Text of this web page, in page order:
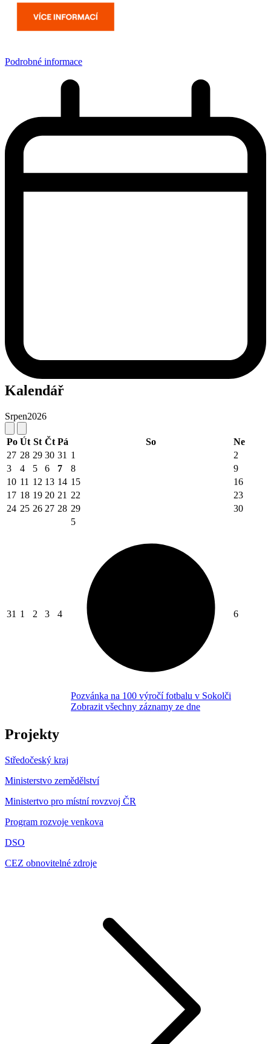
Podrobné informace
Kalendář
Srpen2026
Po Út St Čt Pá So
Ne
27 28 29 30 31 1
2
3
4 5 6 7 8
9
10 11 12 13 14 15
16
17 18 19 20 21 22
23
24 25 26 27 28 29 30
31 1 2 3 4
5
Pozvánka na 100 výročí fotbalu v Sokolči
Zobrazit všechny záznamy ze dne
6
Projekty
Středočeský kraj
Ministerstvo zemědělství
Ministertvo pro místní rovzvoj ČR
Program rozvoje venkova
DSO
CEZ obnovitelné zdroje